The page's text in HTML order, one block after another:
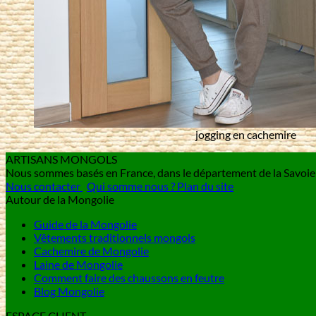
jogging en cachemire
ARTISANS MONGOLS
Nous sommes basés en France, dans le département de la
Nous contacter Qui somme nous ? Plan du site
Autour de la Mongolie
Guide de la Mongolie
Vêtements traditionnels mongols
Cachemire de Mongolie
Laine de Mongolie
Comment faire des chaussons en feutre
Blog Mongolie